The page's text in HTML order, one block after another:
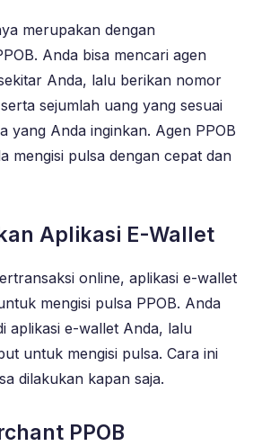
merupakan dengan
Anda bisa mencari agen
Anda, lalu berikan nomor
sejumlah uang yang sesuai
yang Anda inginkan. Agen PPOB
mengisi pulsa dengan cepat dan
Aplikasi E-Wallet
online, aplikasi e-wallet
mengisi pulsa PPOB. Anda
aplikasi e-wallet Anda, lalu
untuk mengisi pulsa. Cara ini
dilakukan kapan saja.
PPOB